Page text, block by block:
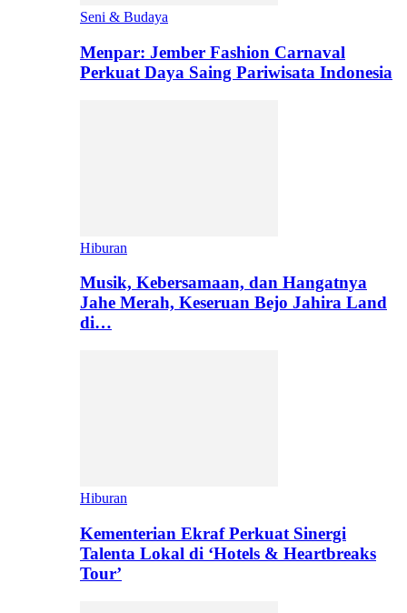
Seni & Budaya
Menpar: Jember Fashion Carnaval
Perkuat Daya Saing Pariwisata Indonesia
Hiburan
Musik, Kebersamaan, dan Hangatnya
Jahe Merah, Keseruan Bejo Jahira Land
di…
Hiburan
Kementerian Ekraf Perkuat Sinergi
Talenta Lokal di ‘Hotels & Heartbreaks
Tour’